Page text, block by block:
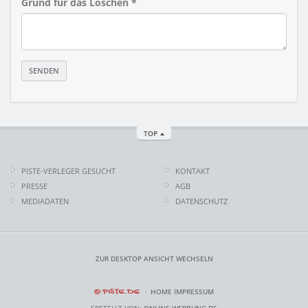
TOP
PISTE-VERLEGER GESUCHT
PRESSE
MEDIADATEN
KONTAKT
AGB
DATENSCHUTZ
ZUR DESKTOP ANSICHT WECHSELN
© PISTE.DE HOME IMPRESSUM